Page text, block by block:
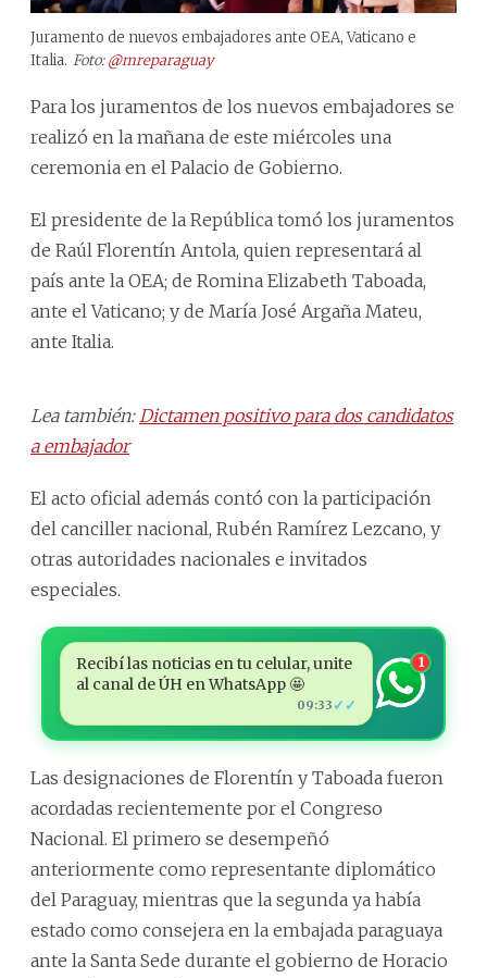
Juramento de nuevos embajadores ante OEA, Vaticano e
Italia. Foto:@mreparaguay
Para los juramentos de los nuevos embajadores se
realizó en la mañana de este miércoles una
ceremonia en el Palacio de Gobierno.
El presidente de la República tomó los juramentos
de Raúl Florentín Antola, quien representará al
país ante la OEA; de Romina Elizabeth Taboada,
ante el Vaticano; y de María José Argaña Mateu,
ante Italia.
Lea también: Dictamen positivo para dos candidatos
a embajador
El acto oficial además contó con la participación
del canciller nacional, Rubén Ramírez Lezcano, y
otras autoridades nacionales e invitados
especiales.
Recibí las noticias en tu celular, unite
al canal de ÚH en WhatsApp 🤩
09:33 ✓✓
1
Las designaciones de Florentín y Taboada fueron
acordadas recientemente por el Congreso
Nacional. El primero se desempeñó
anteriormente como representante diplomático
del Paraguay, mientras que la segunda ya había
estado como consejera en la embajada paraguaya
ante la Santa Sede durante el gobierno de Horacio